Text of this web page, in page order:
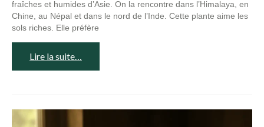
fraîches et humides d’Asie. On la rencontre dans l’Himalaya, en
Chine, au Népal et dans le nord de l’Inde. Cette plante aime les
sols riches. Elle préfère
Lire la suite…